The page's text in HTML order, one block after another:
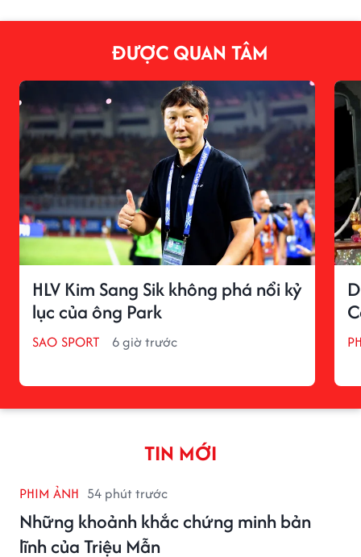
ĐƯỢC QUAN TÂM
HLV Kim Sang Sik không phá nổi kỷ
lục của ông Park
SAO SPORT 6 giờ trước
TIN MỚI
PHIM ẢNH 54 phút trước
Những khoảnh khắc chứng minh bản
lĩnh của Triệu Mẫn